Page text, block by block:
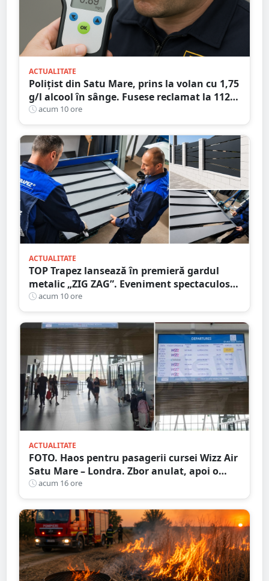
ACTUALITATE
Polițist din Satu Mare, prins la volan cu 1,75
g/l alcool în sânge. Fusese reclamat la 112
că circula pe contrasens
acum 10 ore
ACTUALITATE
TOP Trapez lansează în premieră gardul
metalic „ZIG ZAG”. Eveniment spectaculos
în Grădina Romei
acum 10 ore
ACTUALITATE
FOTO. Haos pentru pasagerii cursei Wizz Air
Satu Mare – Londra. Zbor anulat, apoi o
nouă întârziere. Fără explicații clare
acum 16 ore